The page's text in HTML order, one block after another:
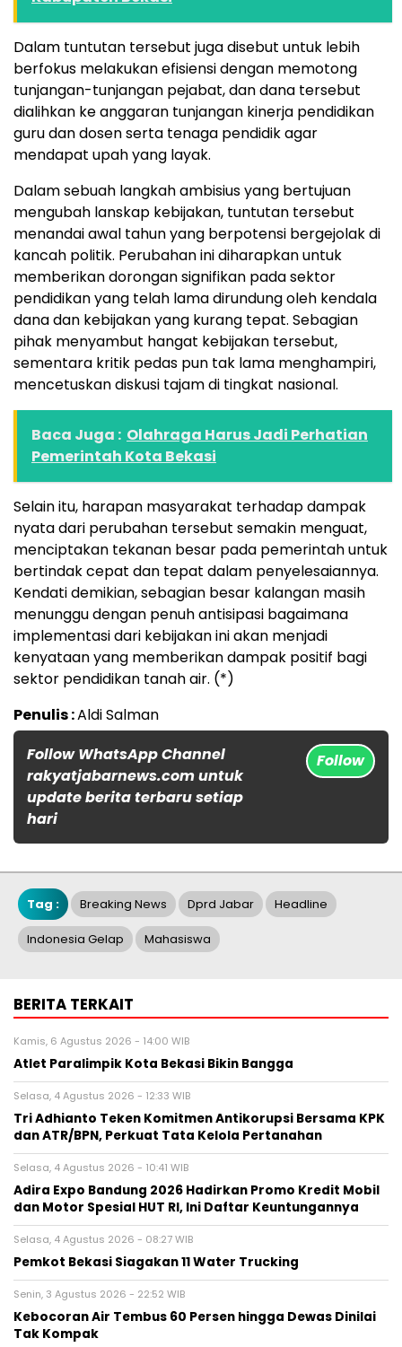
Dalam tuntutan tersebut juga disebut untuk lebih
berfokus melakukan efisiensi dengan memotong
tunjangan-tunjangan pejabat, dan dana tersebut
dialihkan ke anggaran tunjangan kinerja pendidikan
guru dan dosen serta tenaga pendidik agar
mendapat upah yang layak.
Dalam sebuah langkah ambisius yang bertujuan
mengubah lanskap kebijakan, tuntutan tersebut
menandai awal tahun yang berpotensi bergejolak di
kancah politik. Perubahan ini diharapkan untuk
memberikan dorongan signifikan pada sektor
pendidikan yang telah lama dirundung oleh kendala
dana dan kebijakan yang kurang tepat. Sebagian
pihak menyambut hangat kebijakan tersebut,
sementara kritik pedas pun tak lama menghampiri,
mencetuskan diskusi tajam di tingkat nasional.
Baca Juga : Olahraga Harus Jadi Perhatian
Pemerintah Kota Bekasi
Selain itu, harapan masyarakat terhadap dampak
nyata dari perubahan tersebut semakin menguat,
menciptakan tekanan besar pada pemerintah untuk
bertindak cepat dan tepat dalam penyelesaiannya.
Kendati demikian, sebagian besar kalangan masih
menunggu dengan penuh antisipasi bagaimana
implementasi dari kebijakan ini akan menjadi
kenyataan yang memberikan dampak positif bagi
sektor pendidikan tanah air. (*)
Penulis :Aldi Salman
Follow WhatsApp Channel
rakyatjabarnews.com untuk
update berita terbaru setiap
hari
Follow
Tag : Breaking News Dprd Jabar Headline
Indonesia Gelap Mahasiswa
BERITA TERKAIT
Kamis, 6 Agustus 2026 - 14:00 WIB
Atlet Paralimpik Kota Bekasi Bikin Bangga
Selasa, 4 Agustus 2026 - 12:33 WIB
Tri Adhianto Teken Komitmen Antikorupsi Bersama KPK
dan ATR/BPN, Perkuat Tata Kelola Pertanahan
Selasa, 4 Agustus 2026 - 10:41 WIB
Adira Expo Bandung 2026 Hadirkan Promo Kredit Mobil
dan Motor Spesial HUT RI, Ini Daftar Keuntungannya
Selasa, 4 Agustus 2026 - 08:27 WIB
Pemkot Bekasi Siagakan 11 Water Trucking
Senin, 3 Agustus 2026 - 22:52 WIB
Kebocoran Air Tembus 60 Persen hingga Dewas Dinilai
Tak Kompak